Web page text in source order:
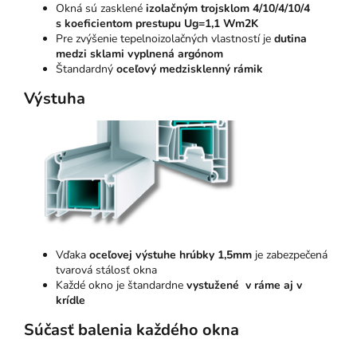
Okná sú zasklené izolačným trojsklom 4/10/4/10/4
s koeficientom prestupu Ug=1,1 Wm2K
Pre zvýšenie tepelnoizolačných vlastností je dutina
medzi sklami vyplnená argónom
Štandardný oceľový medzisklenný rámik
Výstuha
Vďaka oceľovej výstuhe hrúbky 1,5mm je zabezpečená
tvarová stálosť okna
Každé okno je štandardne vystužené v ráme aj v
krídle
Súčasť balenia každého okna